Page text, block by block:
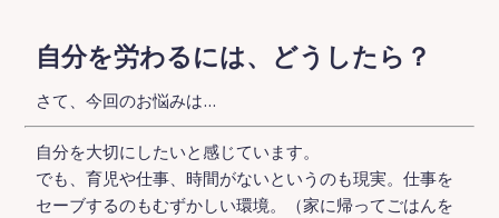
自分を労わるには、どうしたら？
さて、今回のお悩みは…
自分を大切にしたいと感じています。
でも、育児や仕事、時間がないというのも現実。仕事を
セーブするのもむずかしい環境。（家に帰ってごはんを